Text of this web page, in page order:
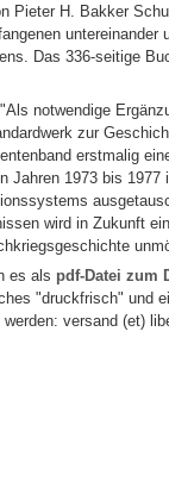
Pieter H. Bakker
untereinander
Das 336-seitige
notwendige
zur
erstmalig
Jahren 1973 bis
wird in Zukunft
es als pdf-Datei zum
"druckfrisch" und
versand (et)